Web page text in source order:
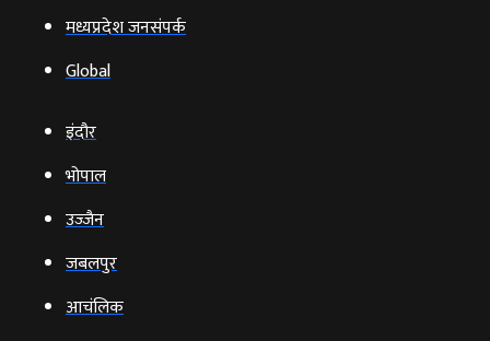
मध्यप्रदेश जनसंपर्क
Global
इंदौर
भोपाल
उज्‍जैन
जबलपुर
आचंलिक